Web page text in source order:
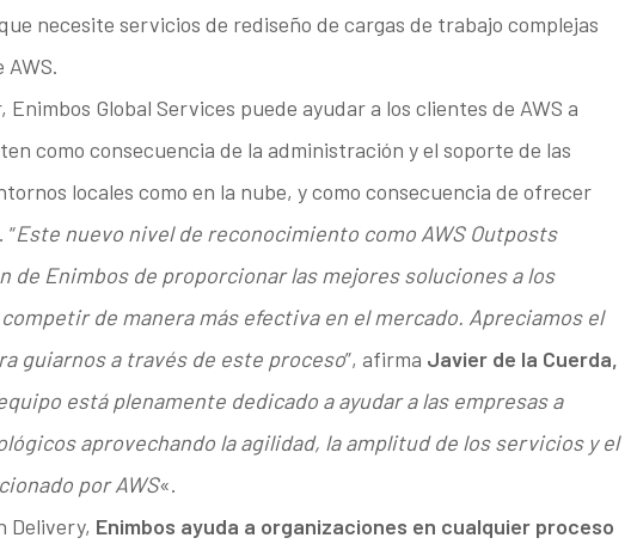
necesite servicios de rediseño de cargas de trabajo complejas
Enimbos Global Services puede ayudar a los clientes de AWS a
como consecuencia de la administración y el soporte de las
locales como en la nube, y como consecuencia de ofrecer
Este nuevo nivel de reconocimiento como AWS Outposts
de Enimbos de proporcionar las mejores soluciones a los
de manera más efectiva en el mercado. Apreciamos el
guiarnos a través de este proceso”, afirma Javier de la Cuerda,
está plenamente dedicado a ayudar a las empresas a
aprovechando la agilidad, la amplitud de los servicios y el
por AWS«.
Delivery, Enimbos ayuda a organizaciones en cualquier proceso